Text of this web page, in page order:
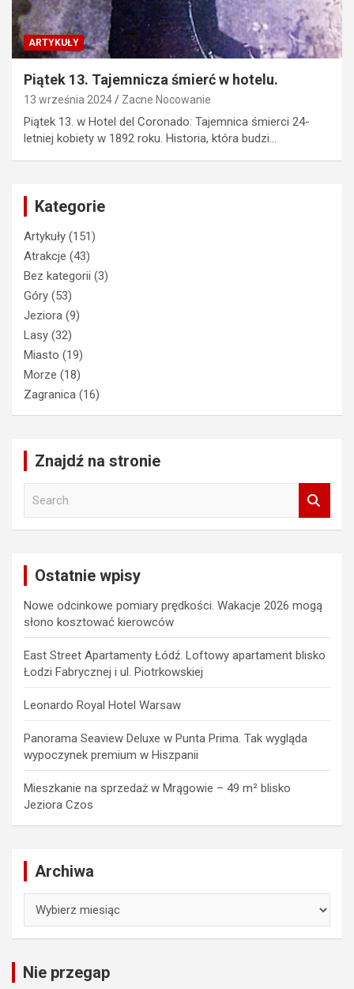
ARTYKUŁY
Piątek 13. Tajemnicza śmierć w hotelu.
13 września 2024 Zacne Nocowanie
Piątek 13. w Hotel del Coronado: Tajemnica śmierci 24-
letniej kobiety w 1892 roku. Historia, która budzi…
Kategorie
Artykuły (151)
Atrakcje (43)
Bez kategorii (3)
Góry (53)
Jeziora (9)
Lasy (32)
Miasto (19)
Morze (18)
Zagranica (16)
Znajdź na stronie
Ostatnie wpisy
Nowe odcinkowe pomiary prędkości. Wakacje 2026 mogą
słono kosztować kierowców
East Street Apartamenty Łódź. Loftowy apartament blisko
Łodzi Fabrycznej i ul. Piotrkowskiej
Leonardo Royal Hotel Warsaw
Panorama Seaview Deluxe w Punta Prima. Tak wygląda
wypoczynek premium w Hiszpanii
Mieszkanie na sprzedaż w Mrągowie – 49 m² blisko
Jeziora Czos
Archiwa
Nie przegap